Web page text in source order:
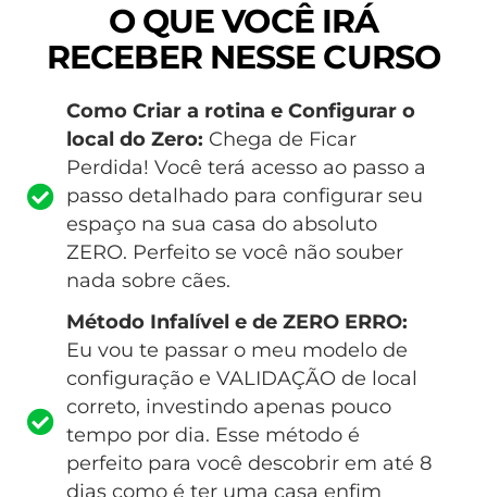
O QUE VOCÊ IRÁ
RECEBER NESSE CURSO
Como Criar a rotina e Configurar o
local do Zero: Chega de Ficar
Perdida! Você terá acesso ao passo a
passo detalhado para configurar seu
espaço na sua casa do absoluto
ZERO. Perfeito se você não souber
nada sobre cães.
Método Infalível e de ZERO ERRO:
Eu vou te passar o meu modelo de
configuração e VALIDAÇÃO de local
correto, investindo apenas pouco
tempo por dia. Esse método é
perfeito para você descobrir em até 8
dias como é ter uma casa enfim